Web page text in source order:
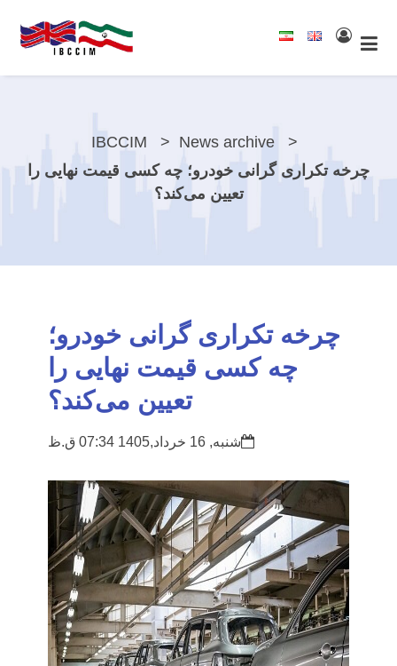
IBCCIM
News archive
چرخه تکراری گرانی خودرو؛ چه کسی قیمت نهایی را
تعیین می‌کند؟
چرخه تکراری گرانی خودرو؛
چه کسی قیمت نهایی را
تعیین می‌کند؟
شنبه, 16 خرداد,1405 07:34 ق.ظ